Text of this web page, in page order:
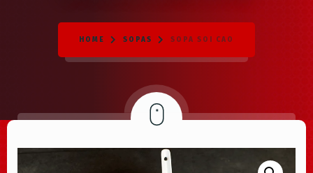
HOME SOPAS SOPA SOI CAO